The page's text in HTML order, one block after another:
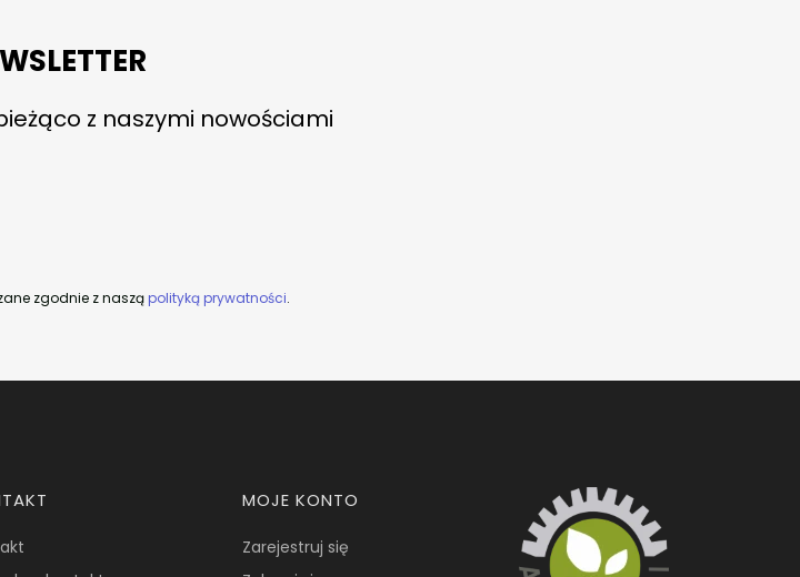
z naszymi nowościami
zgodnie z nasząpolityką prywatności.
MOJE KONTO
Zarejestruj się